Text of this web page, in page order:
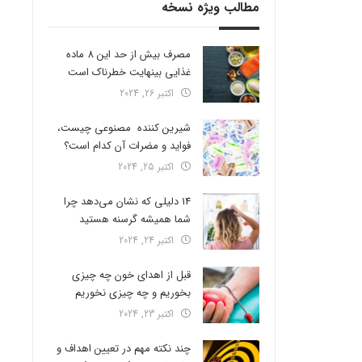
مطالب ویژه نسخه
مصرف بیش از حد این 8 ماده
غذایی بینهایت خطرناک است
اکتبر 26, 2024
شیرین کننده مصنوعی چیست،
فواید و مضرات آن کدام است؟
اکتبر 25, 2024
14 دلیلی که نشان می‌دهد چرا
شما همیشه گرسنه هستید
اکتبر 24, 2024
قبل از اهدای خون چه چیزی
بخوریم و چه چیزی نخوریم
اکتبر 23, 2024
چند نکته مهم در تعیین اهداف و